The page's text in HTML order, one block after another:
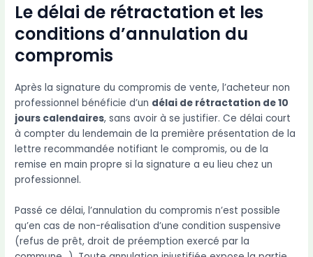
Le délai de rétractation et les
conditions d’annulation du
compromis
Après la signature du compromis de vente, l’acheteur non
professionnel bénéficie d’un délai de rétractation de 10
jours calendaires, sans avoir à se justifier. Ce délai court
à compter du lendemain de la première présentation de la
lettre recommandée notifiant le compromis, ou de la
remise en main propre si la signature a eu lieu chez un
professionnel.
Passé ce délai, l’annulation du compromis n’est possible
qu’en cas de non-réalisation d’une condition suspensive
(refus de prêt, droit de préemption exercé par la